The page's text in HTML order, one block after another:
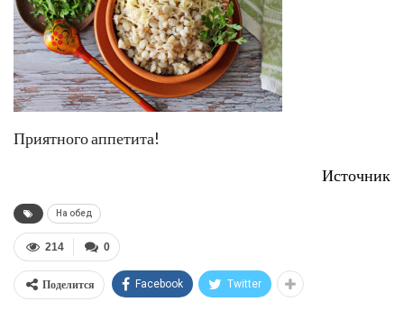
Приятного аппетита!
Источник
На обед
0
214
Поделится Facebook Twitter